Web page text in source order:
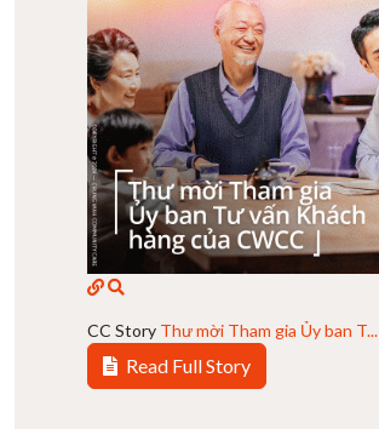
CC Story Thư mời Tham gia Ủy ban T...
Read Full Story